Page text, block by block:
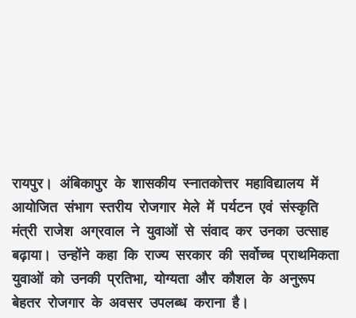
रायपुर। अंबिकापुर के शासकीय स्नातकोत्तर महाविद्यालय में
आयोजित संभाग स्तरीय रोजगार मेले में पर्यटन एवं संस्कृति
मंत्री राजेश अग्रवाल ने युवाओं से संवाद कर उनका उत्साह
बढ़ाया। उन्होंने कहा कि राज्य सरकार की सर्वोच्च प्राथमिकता
युवाओं को उनकी प्रतिभा, योग्यता और कौशल के अनुरूप
बेहतर रोजगार के अवसर उपलब्ध कराना है।